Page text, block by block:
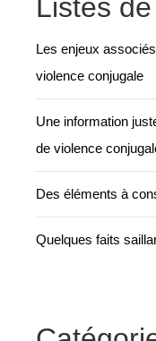
Listes
Les enjeux
violence conjugale
Une information
de violence
Des éléments à
Quelques faits